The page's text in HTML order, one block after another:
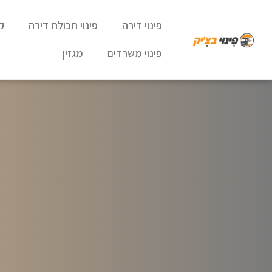
פינוי דירה פינוי תכולת דירה
פינוי משרדים
מגזין